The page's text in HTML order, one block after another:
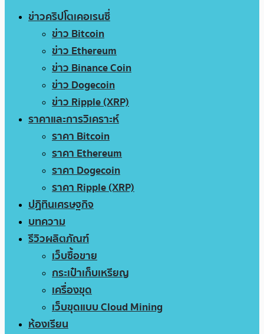
ข่าวคริปโตเคอเรนซี่
ข่าว Bitcoin
ข่าว Ethereum
ข่าว Binance Coin
ข่าว Dogecoin
ข่าว Ripple (XRP)
ราคาและการวิเคราะห์
ราคา Bitcoin
ราคา Ethereum
ราคา Dogecoin
ราคา Ripple (XRP)
ปฏิทินเศรษฐกิจ
บทความ
รีวิวผลิตภัณฑ์
เว็บซื้อขาย
กระเป๋าเก็บเหรียญ
เครื่องขุด
เว็บขุดแบบ Cloud Mining
ห้องเรียน